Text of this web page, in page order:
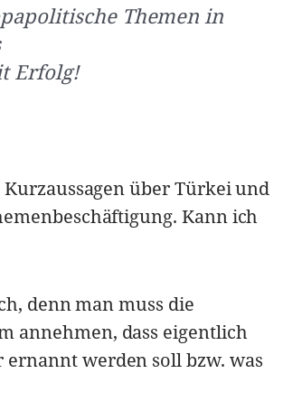
Themen in
Erfolg!
über Türkei und
Kann ich
denn man muss die
annehmen, dass eigentlich
ernannt werden soll bzw. was